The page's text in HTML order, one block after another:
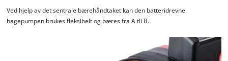
This content is not permitted to load due
visitor. The website owner needs to setup
the site with their CMP to add this content
Ved hjelp av det sentrale bærehåndtaket kan den batteridrevne
hagepumpen brukes fleksibelt og bæres fra A til B.